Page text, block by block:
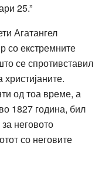
25.”
Агатангел
со екстремните
се спротивставил
од тоа време, а
1827 година, бил
неговото
со неговите